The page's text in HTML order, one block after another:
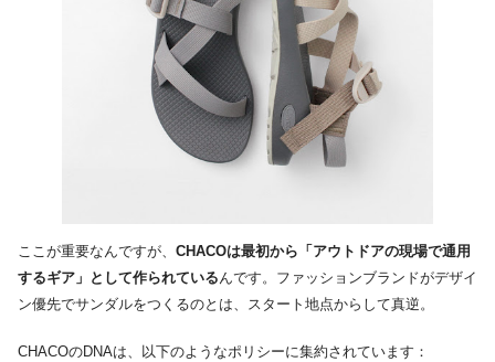
ここが重要なんですが、 CHACOは最初から「アウトドアの現場で通用
するギア」として作られているんです。ファッションブランドがデザイ
ン優先でサンダルをつくるのとは、スタート地点からして真逆。
CHACOのDNAは、以下のようなポリシーに集約されています：